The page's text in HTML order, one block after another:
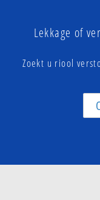
Lekkage of
Zoekt u riool